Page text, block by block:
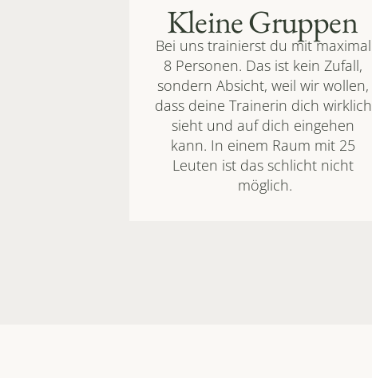
Kleine Gruppen
Bei uns trainierst du mit maximal
8 Personen. Das ist kein Zufall,
sondern Absicht, weil wir wollen,
dass deine Trainerin dich wirklich
sieht und auf dich eingehen
kann. In einem Raum mit 25
Leuten ist das schlicht nicht
möglich.